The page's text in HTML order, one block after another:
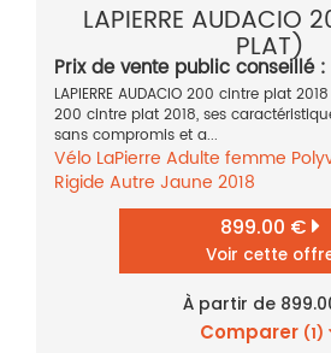
LAPIERRE AUDACIO
PLAT)
Prix de vente public conseillé
LAPIERRE AUDACIO 200 cintre plat 2018
200 cintre plat 2018, ses
sans compromis et a...
Vélo LaPierre Adulte femme
Rigide Autre Jaune 2018
899.00 €
Voir cette
À partir de
Comparer (1)